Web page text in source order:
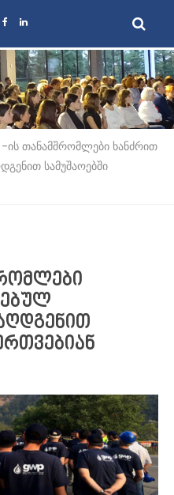
-ის თანამშრომლები ხანძრით
სამუშაოებში